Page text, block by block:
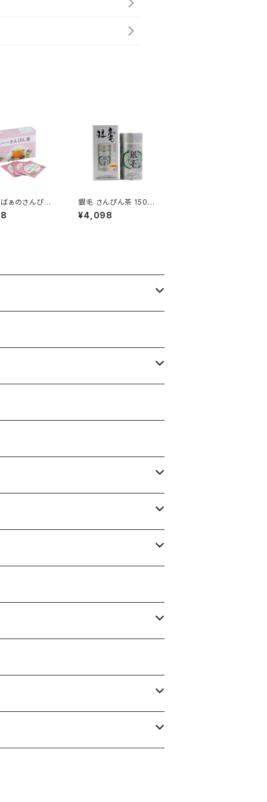
ぁのさんぴん
ティーバッグ
ン茶
銀毛 さんぴん茶 150g
茶葉 福建省最高峰 ジ
ャスミン茶
¥4,098